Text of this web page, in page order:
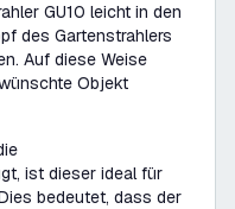
GU10 leicht in den
des Gartenstrahlers
Auf diese Weise
Objekt
ist dieser ideal für
bedeutet, dass der